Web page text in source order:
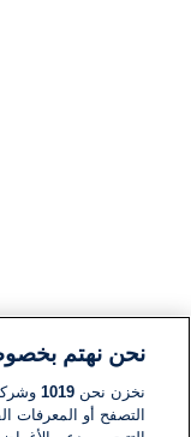
نحن نهتم
نخزن نحن1019
التصفح أو المعرفات